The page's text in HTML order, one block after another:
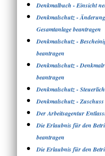
Denkmalbuch - Einsicht
Denkmalschutz -
Gesamtanlage beantragen
Denkmalschutz -
beantragen
Denkmalschutz -
beantragen
Denkmalschutz -
Denkmalschutz -
Der Arbeitsagentur
Die Erlaubnis für den
beantragen
Die Erlaubnis für den